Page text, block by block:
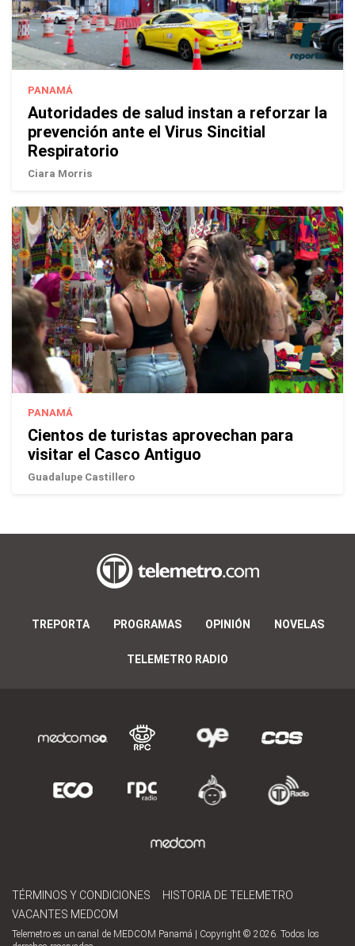
PANAMÁ
Autoridades de salud instan a reforzar la
prevención ante el Virus Sincitial
Respiratorio
Ciara Morris
PANAMÁ
Cientos de turistas aprovechan para
visitar el Casco Antiguo
Guadalupe Castillero
TREPORTA PROGRAMAS OPINIÓN NOVELAS
TELEMETRO RADIO
TÉRMINOS Y CONDICIONES
HISTORIA DE TELEMETRO
VACANTES MEDCOM
Telemetro es un canal de MEDCOM Panamá | Copyright © 2026. Todos los